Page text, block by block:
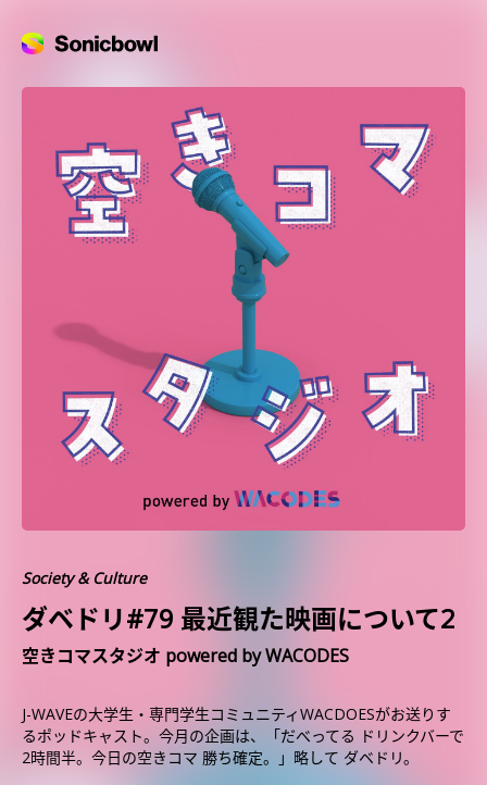
Society & Culture
ダベドリ#79 最近観た映画について2
空きコマスタジオ powered by WACODES
J-WAVEの大学生・専門学生コミュニティWACDOESがお送りす
るポッドキャスト。今月の企画は、「だべってる ドリンクバーで
2時間半。今日の空きコマ 勝ち確定。」略して ダベドリ。